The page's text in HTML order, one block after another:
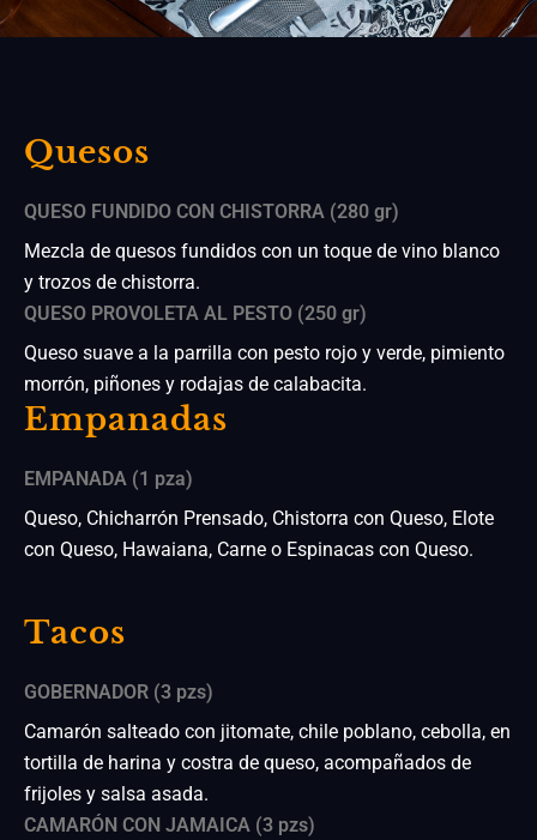
Quesos
QUESO FUNDIDO CON CHISTORRA (280 gr)
Mezcla de quesos fundidos con un toque de vino blanco
y trozos de chistorra.
QUESO PROVOLETA AL PESTO (250 gr)
Queso suave a la parrilla con pesto rojo y verde, pimiento
morrón, piñones y rodajas de calabacita.
Empanadas
EMPANADA (1 pza)
Queso, Chicharrón Prensado, Chistorra con Queso, Elote
con Queso, Hawaiana, Carne o Espinacas con Queso.
Tacos
GOBERNADOR (3 pzs)
Camarón salteado con jitomate, chile poblano, cebolla, en
tortilla de harina y costra de queso, acompañados de
frijoles y salsa asada.
CAMARÓN CON JAMAICA (3 pzs)